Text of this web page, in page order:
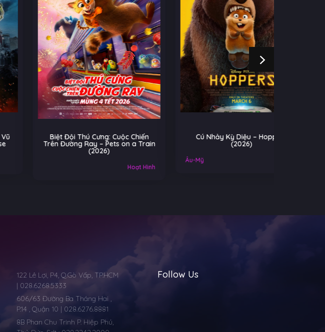
Biệt Đội Thú Cưng: Cuộc Chiến
Trên Đường Ray – Pets on a Train
Cú Nhảy Kỳ Diệu – Hoppers
122 Lê Lợi, P4, Q.Gò Vấp, TP.HCM
| 028.6268.5333
606/63 Đường Ba Tháng Hai ,
P.14 , Quận 10 | 028.6276.8881
8B Phan Chu Trinh P. Hiệp Phú,
Follow Us